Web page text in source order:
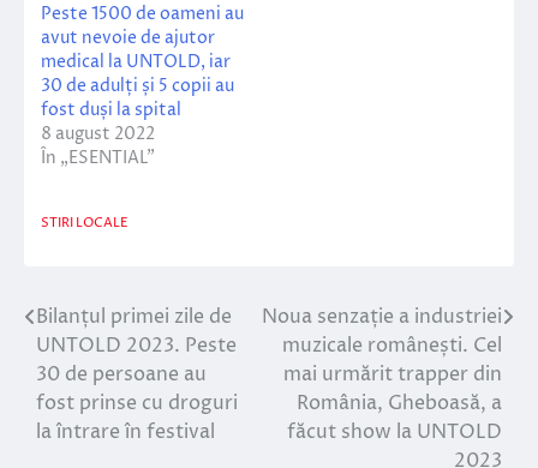
Peste 1500 de oameni au
avut nevoie de ajutor
medical la UNTOLD, iar
30 de adulți și 5 copii au
fost duși la spital
8 august 2022
În „ESENTIAL”
STIRI LOCALE
Navigare
în
articole
Bilanțul primei zile de
UNTOLD 2023. Peste
30 de persoane au
fost prinse cu droguri
la întrare în festival
Noua senzație a industriei
muzicale românești. Cel
mai urmărit trapper din
România, Gheboasă, a
făcut show la UNTOLD
2023